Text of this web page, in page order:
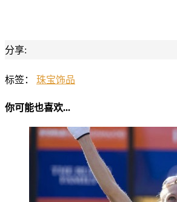
分享:
标签： 珠宝饰品
你可能也喜欢...